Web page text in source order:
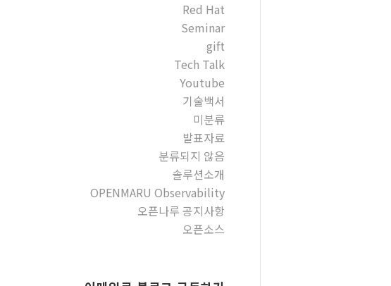
Red Hat
Seminar
gift
Tech Talk
Youtube
기술백서
미분류
발표자료
분류되지 않음
솔루션소개
OPENMARU Observability
오픈나루 공지사항
오픈소스